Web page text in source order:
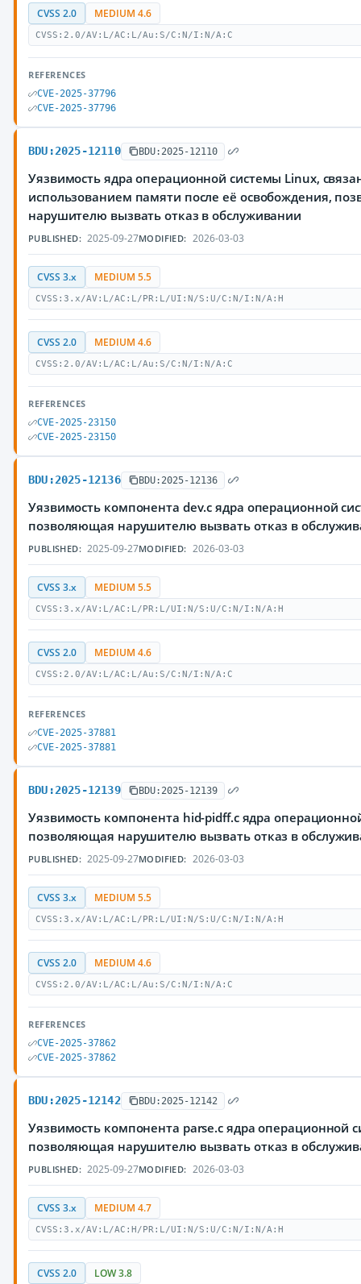
CVSS 2.0 MEDIUM 4.6
CVSS:2.0/AV:L/AC:L/Au:S/C:N/I:N/A:C
REFERENCES
CVE-2025-37796
CVE-2025-37796
BDU:2025-12110 BDU:2025-12110
Уязвимость ядра операционной системы Linux,
использованием памяти после её освобождения,
нарушителю вызвать отказ в обслуживании
PUBLISHED: 2025-09-27MODIFIED: 2026-03-03
CVSS 3.x MEDIUM 5.5
CVSS:3.x/AV:L/AC:L/PR:L/UI:N/S:U/C:N/I:N/A:H
CVSS 2.0 MEDIUM 4.6
CVSS:2.0/AV:L/AC:L/Au:S/C:N/I:N/A:C
REFERENCES
CVE-2025-23150
CVE-2025-23150
BDU:2025-12136 BDU:2025-12136
Уязвимость компонента dev.c ядра операционной
позволяющая нарушителю вызвать отказ в
PUBLISHED: 2025-09-27MODIFIED: 2026-03-03
CVSS 3.x MEDIUM 5.5
CVSS:3.x/AV:L/AC:L/PR:L/UI:N/S:U/C:N/I:N/A:H
CVSS 2.0 MEDIUM 4.6
CVSS:2.0/AV:L/AC:L/Au:S/C:N/I:N/A:C
REFERENCES
CVE-2025-37881
CVE-2025-37881
BDU:2025-12139 BDU:2025-12139
Уязвимость компонента hid-pidff.c ядра
позволяющая нарушителю вызвать отказ в
PUBLISHED: 2025-09-27MODIFIED: 2026-03-03
CVSS 3.x MEDIUM 5.5
CVSS:3.x/AV:L/AC:L/PR:L/UI:N/S:U/C:N/I:N/A:H
CVSS 2.0 MEDIUM 4.6
CVSS:2.0/AV:L/AC:L/Au:S/C:N/I:N/A:C
REFERENCES
CVE-2025-37862
CVE-2025-37862
BDU:2025-12142 BDU:2025-12142
Уязвимость компонента parse.c ядра операционной
позволяющая нарушителю вызвать отказ в
PUBLISHED: 2025-09-27MODIFIED: 2026-03-03
CVSS 3.x MEDIUM 4.7
CVSS:3.x/AV:L/AC:H/PR:L/UI:N/S:U/C:N/I:N/A:H
CVSS 2.0 LOW 3.8